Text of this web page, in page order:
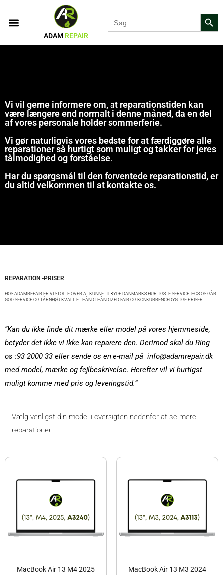
ADAM REPAIR
Search
for:
Search
Vi vil gerne informere om, at reparationstiden kan
være længere end normalt i denne måned, da en del
af vores personale holder sommerferie.
Vi gør naturligvis vores bedste for at færdiggøre alle
reparationer så hurtigt som muligt og takker for jeres
tålmodighed og forståelse.
Har du spørgsmål til den forventede reparationstid, er
du altid velkommen til at kontakte os.
REPARATION -PRISER
HOS ADAMREPAIR ER VI STOLTE OVER AT KUNNE TILBYDE DANMARKS HURTIGSTE SERVICE. HOS OS GÅR
GOD SERVICE OG TÅRNHØJ KVALITET HÅND I HÅND MED FAIR OG KONKURRENCEDYGTIGE PRISER.
“Kan du ikke finde dit mærke eller model på vores hjemmeside,
betyder det ikke vi ikke kan reparere den. Derimod skal du Ring
os :93 2000 33 eller sende os en e-mail på info@adamrepair.dk
med model, mærke og fejlbeskrivelse. Herefter vil vi hurtigst
muligt komme med pris og leveringstid.”
Vælg venligst din model i oversigten nedenfor at se mere
reparationer:
MacBook Air 13 M4 2025
MacBook Air 13 M3 2024